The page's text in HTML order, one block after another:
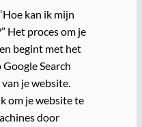
kan ik mijn
Het proces om je
begint met het
Search
je website.
om je website te
door